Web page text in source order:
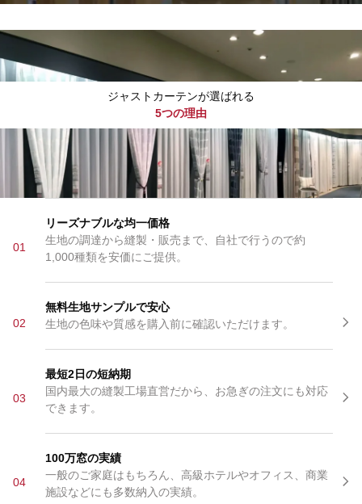
ジャストカーテンが選ばれる
5つの理由
01
リーズナブルな均一価格
生地の調達から縫製・販売まで、自社で行うので約
1,000種類を安価にご提供。
02
無料生地サンプルで安心
生地の色味や質感を購入前に確認いただけます。
03
最短2日の短納期
国内最大の縫製工場直営だから、お急ぎの注文にも対応
できます。
04
100万窓の実績
一般のご家庭はもちろん、高級ホテルやオフィス、商業
施設などにも多数納入の実績。